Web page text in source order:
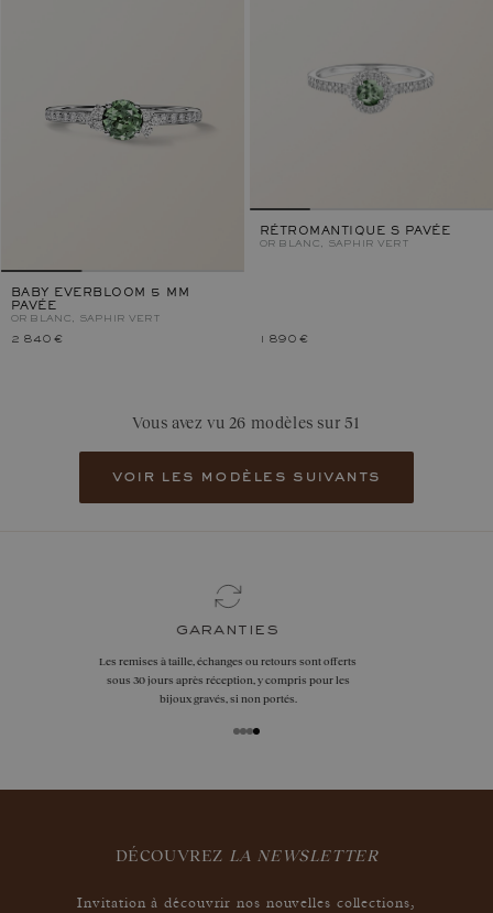
BABY EVERBLOOM 5 MM
PAVÉE
OR BLANC, SAPHIR VERT
2 840 €
RÉTROMANTIQUE S PAVÉE
OR BLANC, SAPHIR VERT
1 890 €
Vous avez vu 26 modèles sur 51
voir les modèles suivants
nous contacter
Par téléphone+33 1 42 46 90 89
Ou parWhatsAppau+33 7 55 53 68 17
Par emailhello@gemmyo.com
DÉCOUVREZ LA NEWSLETTER
Invitation à découvrir nos nouvelles collections,